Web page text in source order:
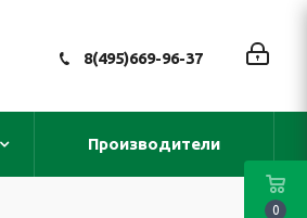
8(495)669-96-37
Производители
0